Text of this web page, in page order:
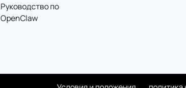
Руководство по
OpenClaw